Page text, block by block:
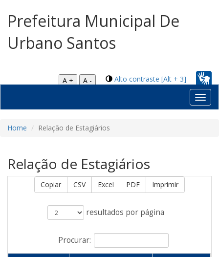
Prefeitura Municipal De
Urbano Santos
Alto contraste [Alt + 3]
A +
A -
Home Relação de Estagiários
Relação de Estagiários
Copiar CSV Excel PDF Imprimir
resultados por página
Procurar: